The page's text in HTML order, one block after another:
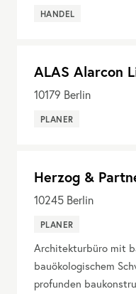
HANDEL
ALAS Alarcon
10179 Berlin
PLANER
Herzog &
10245 Berlin
PLANER
Architekturbüro mit
bauökologischem
profunden